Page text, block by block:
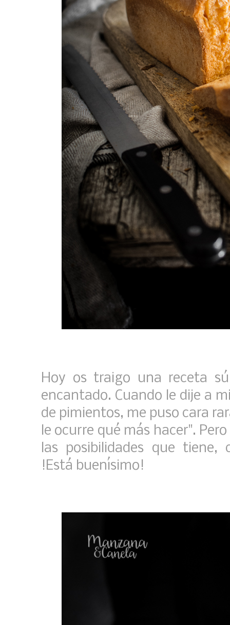
Hoy os traigo una receta
encantado. Cuando le dije a
de pimientos, me puso cara
le ocurre qué más hacer".
las posibilidades que tiene,
!Está buenísimo!